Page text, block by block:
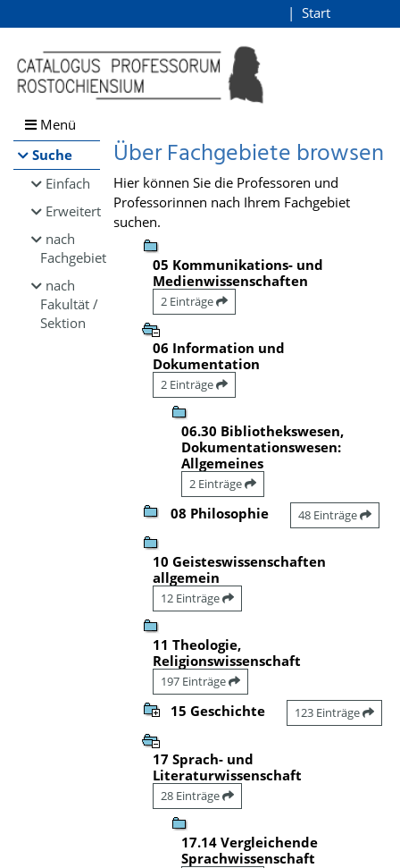
Browsen
direkt zum Inhalt
Start
Menü
Suche
Einfach
Erweitert
nach
Fachgebiet
nach
Fakultät /
Sektion
Über Fachgebiete browsen
Hier können Sie die Professoren und
Professorinnen nach Ihrem Fachgebiet
suchen.
05 Kommunikations- und
Medienwissenschaften
2 Einträge
06 Information und
Dokumentation
2 Einträge
06.30 Bibliothekswesen,
Dokumentationswesen:
Allgemeines
2 Einträge
08 Philosophie 48 Einträge
10 Geisteswissenschaften
allgemein
12 Einträge
11 Theologie,
Religionswissenschaft
197 Einträge
15 Geschichte 123 Einträge
17 Sprach- und
Literaturwissenschaft
28 Einträge
17.14 Vergleichende
Sprachwissenschaft